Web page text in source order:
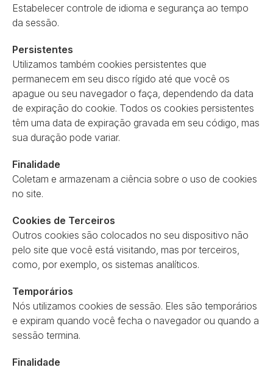
Estabelecer controle de idioma e segurança ao tempo
da sessão.
Persistentes
Utilizamos também cookies persistentes que
permanecem em seu disco rígido até que você os
apague ou seu navegador o faça, dependendo da data
de expiração do cookie. Todos os cookies persistentes
têm uma data de expiração gravada em seu código, mas
sua duração pode variar.
Finalidade
Coletam e armazenam a ciência sobre o uso de cookies
no site.
Cookies de Terceiros
Outros cookies são colocados no seu dispositivo não
pelo site que você está visitando, mas por terceiros,
como, por exemplo, os sistemas analíticos.
Temporários
Nós utilizamos cookies de sessão. Eles são temporários
e expiram quando você fecha o navegador ou quando a
sessão termina.
Finalidade